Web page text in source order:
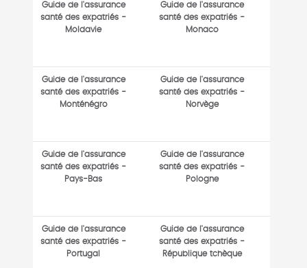
Guide de l'assurance
santé des expatriés -
Moldavie
Guide de l'assurance
santé des expatriés -
Monaco
Guide de l'assurance
santé des expatriés -
Monténégro
Guide de l'assurance
santé des expatriés -
Norvège
Guide de l'assurance
santé des expatriés -
Pays-Bas
Guide de l'assurance
santé des expatriés -
Pologne
Guide de l'assurance
santé des expatriés -
Portugal
Guide de l'assurance
santé des expatriés -
République tchèque